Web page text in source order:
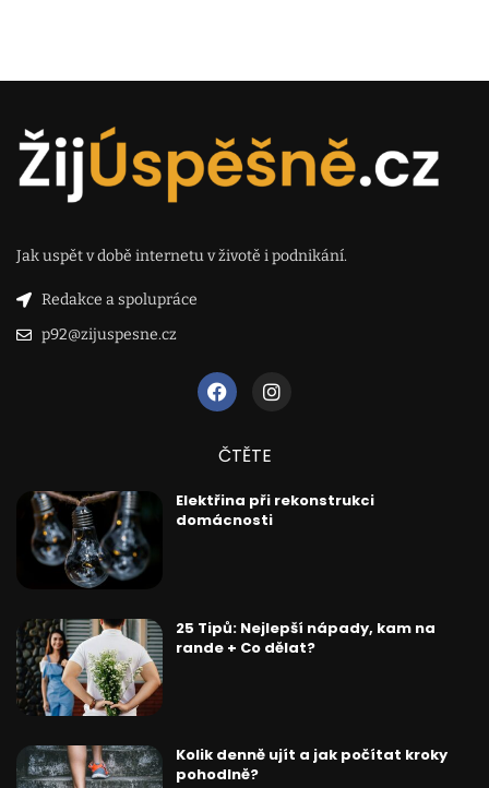
Jak uspět v době internetu v životě i podnikání.
Redakce a spolupráce
p92@zijuspesne.cz
ČTĚTE
Elektřina při rekonstrukci
domácnosti
25 Tipů: Nejlepší nápady, kam na
rande + Co dělat?
Kolik denně ujít a jak počítat kroky
pohodlně?